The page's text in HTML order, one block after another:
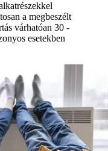
a megbeszélt
várhatóan 30 -
esetekben